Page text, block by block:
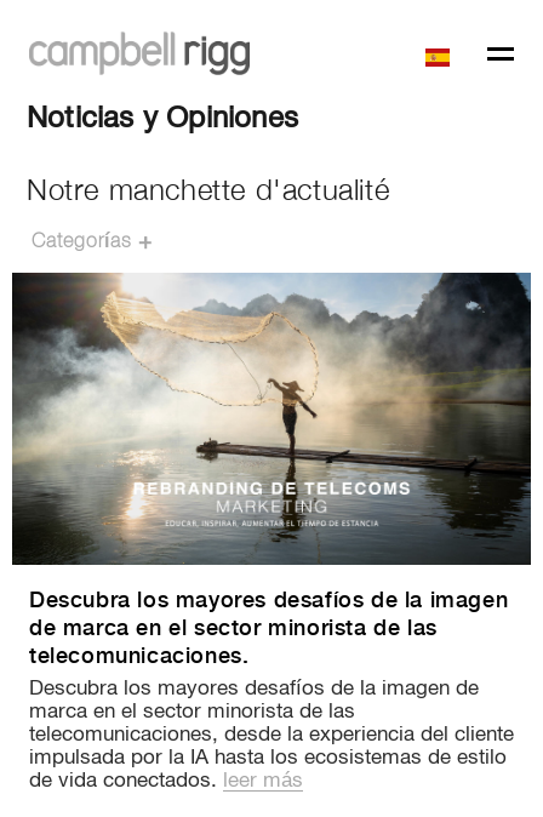
Noticias y Opiniones
Notre manchette d'actualité
Categorías
Descubra los mayores desafíos de la imagen
de marca en el sector minorista de las
telecomunicaciones.
Descubra los mayores desafíos de la imagen de
marca en el sector minorista de las
telecomunicaciones, desde la experiencia del cliente
impulsada por la IA hasta los ecosistemas de estilo
de vida conectados.
leer más